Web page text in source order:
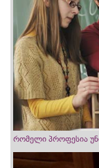
რომელი პროფესია